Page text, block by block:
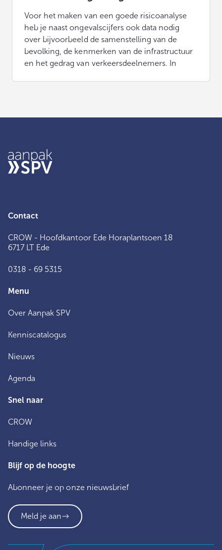
Voor het maken van een goede risicoanalyse
heb je naast ongevalscijfers ook data nodig
over bijvoorbeeld de samenstelling van de
bevolking, de kenmerken van de infrastructuur
en het gedrag van verkeersdeelnemers. In
Contact
CROW - Hoofdkantoor Ede Horaplantsoen 18
6717 LT Ede
0318 - 69 5315
Menu
Over Aanpak SPV
Kenniscatalogus
Nieuws
Agenda
Snel naar
CROW
Handige links
Blijf op de hoogte
Abonneer je op onze nieuwsbrief
Meld je aan